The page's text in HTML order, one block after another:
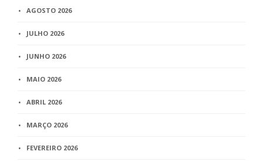
AGOSTO 2026
JULHO 2026
JUNHO 2026
MAIO 2026
ABRIL 2026
MARÇO 2026
FEVEREIRO 2026